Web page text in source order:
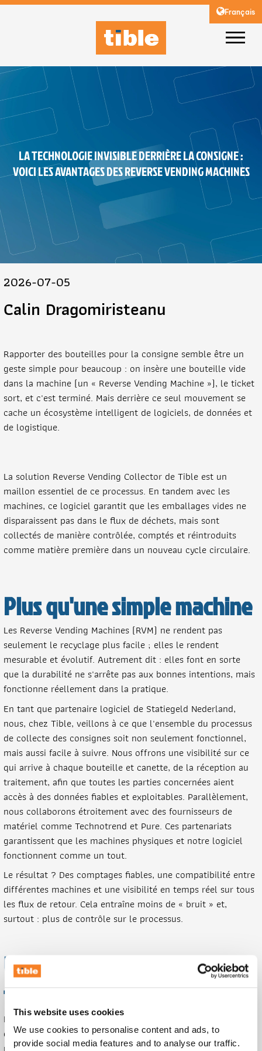
This website uses cookies
We use cookies to personalise content and ads, to
provide social media features and to analyse our traffic.
Français
LA TECHNOLOGIE INVISIBLE DERRIÈRE LA CONSIGNE :
VOICI LES AVANTAGES DES REVERSE VENDING MACHINES
2026-07-05
Calin Dragomiristeanu
Rapporter des bouteilles pour la consigne semble être un
geste simple pour beaucoup : on insère une bouteille vide
dans la machine (un « Reverse Vending Machine »), le ticket
sort, et c'est terminé. Mais derrière ce seul mouvement se
cache un écosystème intelligent de logiciels, de données et
de logistique.
La solution Reverse Vending Collector de Tible est un
maillon essentiel de ce processus. En tandem avec les
machines, ce logiciel garantit que les emballages vides ne
disparaissent pas dans le flux de déchets, mais sont
collectés de manière contrôlée, comptés et réintroduits
comme matière première dans un nouveau cycle circulaire.
Plus qu'une simple machine
Les Reverse Vending Machines (RVM) ne rendent pas
seulement le recyclage plus facile ; elles le rendent
mesurable et évolutif. Autrement dit : elles font en sorte
que la durabilité ne s'arrête pas aux bonnes intentions, mais
fonctionne réellement dans la pratique.
En tant que partenaire logiciel de Statiegeld Nederland,
nous, chez Tible, veillons à ce que l'ensemble du processus
de collecte des consignes soit non seulement fonctionnel,
mais aussi facile à suivre. Nous offrons une visibilité sur ce
qui arrive à chaque bouteille et canette, de la réception au
traitement, afin que toutes les parties concernées aient
accès à des données fiables et exploitables. Parallèlement,
nous collaborons étroitement avec des fournisseurs de
matériel comme Technotrend et Pure. Ces partenariats
garantissent que les machines physiques et notre logiciel
fonctionnent comme un tout.
Le résultat ? Des comptages fiables, une compatibilité entre
différentes machines et une visibilité en temps réel sur tous
les flux de retour. Cela entraîne moins de « bruit » et,
surtout : plus de contrôle sur le processus.
Un recyclage plus facile à
fort impact
Les Reverse Vending Machines facilitent les comportements
durables. Chaque bouteille ou canette rapportée est une de